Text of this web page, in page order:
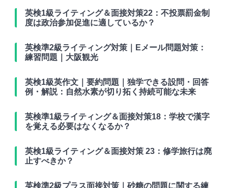
英検1級ライティング＆面接対策22：不投票罰金制
度は政治参加促進に適しているか？
英検準2級ライティング対策｜Eメール問題対策：
練習問題｜大阪観光
英検1級英作文｜要約問題｜独学できる設問・回答
例・解説：自然水素が切り拓く持続可能な未来
英検準1級ライティング＆面接対策18：学校で漢字
を覚える必要はなくなるか？
英検1級ライティング＆面接対策 23：修学旅行は廃
止すべきか？
英検準2級プラス面接対策｜砂糖の問題に関する練